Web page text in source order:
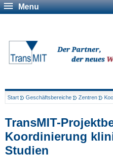
Menu
Start Geschäftsbereiche Zentren
TransMIT-
Koordinierung
Studien